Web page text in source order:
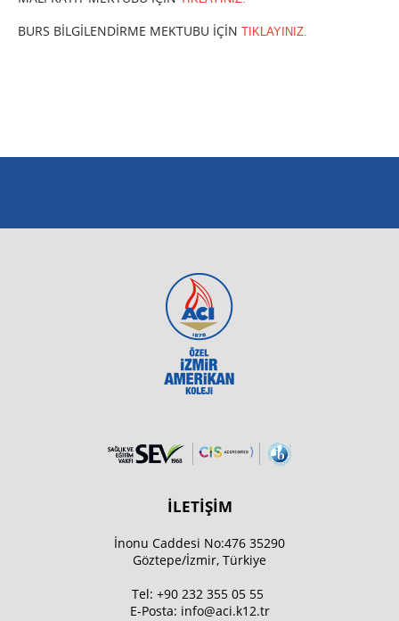
BURS BİLGİLENDİRME MEKTUBU İÇİN TIKLAYINIZ.
İLETİŞİM
İnonu Caddesi No:476 35290
Göztepe/İzmir, Türkiye
Tel: +90 232 355 05 55
E-Posta: info@aci.k12.tr